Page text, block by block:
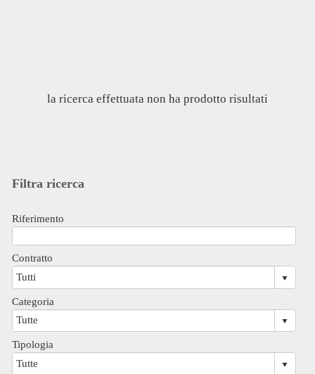
la ricerca effettuata non ha prodotto risultati
Filtra ricerca
Riferimento
Contratto
Categoria
Tipologia